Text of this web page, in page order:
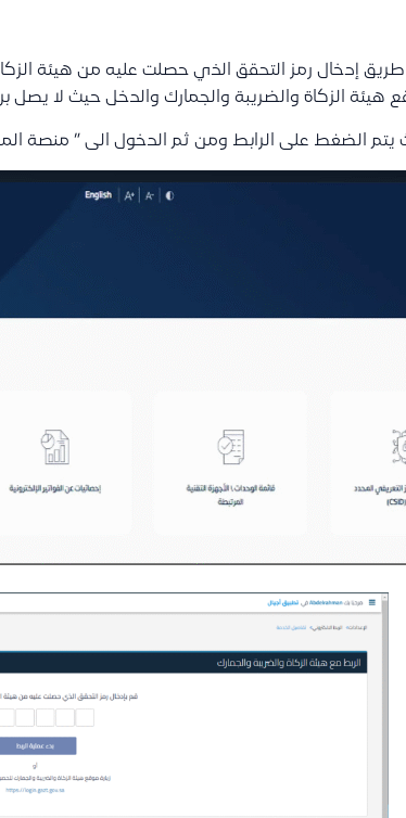
إدخال رمز التحقق الذي حصلت عليه من هيئة
هيئة الزكاة والضريبة والجمارك والدخل حيث لا يصل
يتم الضغط على الرابط ومن ثم الدخول الى ” منصة